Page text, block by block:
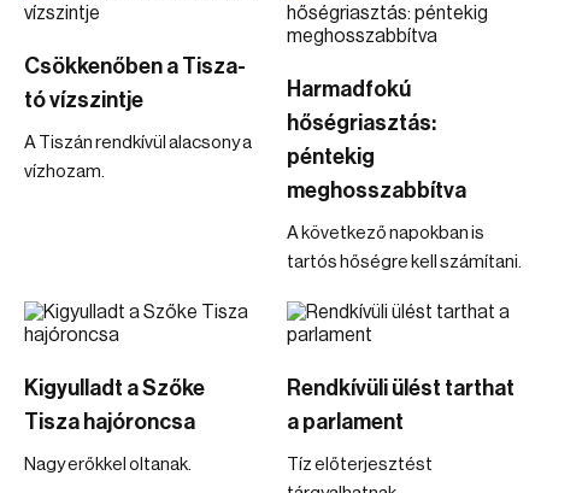
Csökkenőben a Tisza-
tó vízszintje
A Tiszán rendkívül alacsony a
vízhozam.
Harmadfokú
hőségriasztás:
péntekig
meghosszabbítva
A következő napokban is
tartós hőségre kell számítani.
Kigyulladt a Szőke
Tisza hajóroncsa
Nagy erőkkel oltanak.
Rendkívüli ülést tarthat
a parlament
Tíz előterjesztést